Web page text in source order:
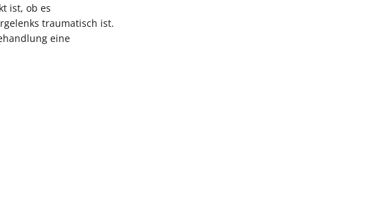
ist, ob es
traumatisch ist.
eine